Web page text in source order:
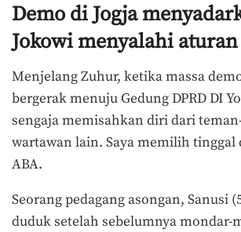
Demo di Jogja
Jokowi menyalahi aturan
Menjelang Zuhur, ketika massa
bergerak menuju Gedung DPRD DI
sengaja memisahkan diri dari
wartawan lain. Saya memilih tinggal
ABA.
Seorang pedagang asongan, Sanusi
duduk setelah sebelumnya mondar-